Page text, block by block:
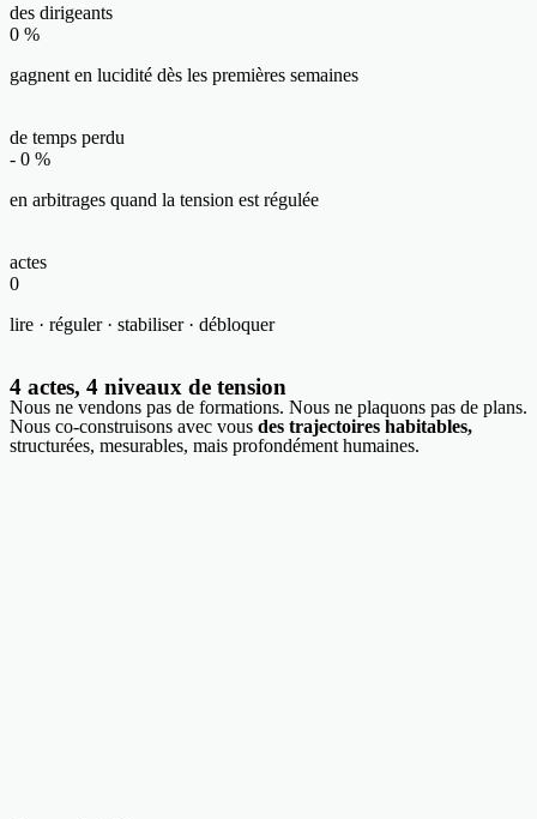
des dirigeants
0 %
gagnent en lucidité dès les premières semaines
de temps perdu
- 0 %
en arbitrages quand la tension est régulée
actes
0
lire · réguler · stabiliser · débloquer
4 actes, 4 niveaux de tension
Nous ne vendons pas de formations. Nous ne plaquons pas de plans.
Nous co-construisons avec vous des trajectoires habitables,
structurées, mesurables, mais profondément humaines.